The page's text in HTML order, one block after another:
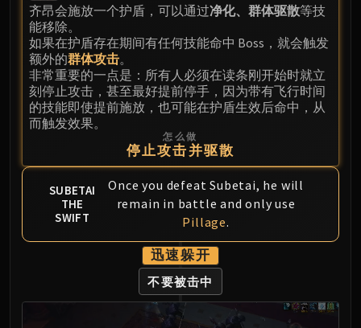
Ulgrax the Devourer
Sikran, Captain of the Sureki
Rashanan
Broodtwister Ovinax
Nexus Princess Kyveza
Silken Court
Queen Ansurek
Shannox
Lord Rhyolith
Alysrazor
Baleroc
Majordomo Staghelm
Ragnaros
齐昂会施放一个护盾，可以通过净化、群体驱散等技
能移除。
如果在护盾存在期间有任何技能命中 Boss，就会触发
额外的群体攻击。
非常重要的一点是：所有人必须在读条刚开始时就立
刻停止攻击，甚至最好提前停手，因为带有飞行时间
的技能即使提前施放，也可能在护盾生效后命中，从
而触发效果。
怎么做
停止攻击并驱散
SUBETAI
THE
SWIFT
Once you defeat Subetai, he will
remain in battle and only use
Pillage.
迅速躲开
不要被击中